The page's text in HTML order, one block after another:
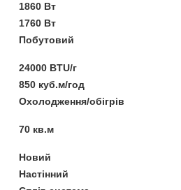
1860 Вт
1760 Вт
Побутовий
24000 BTU/г
850 куб.м/год
Охолодження/обігрів
70 кв.м
Новий
Настінний